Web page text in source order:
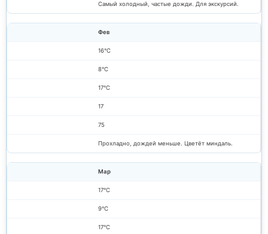
Самый холодный, частые дожди. Для экскурсий.
Фев
16°C
8°C
17°C
17
75
Прохладно, дождей меньше. Цветёт миндаль.
Мар
17°C
9°C
17°C